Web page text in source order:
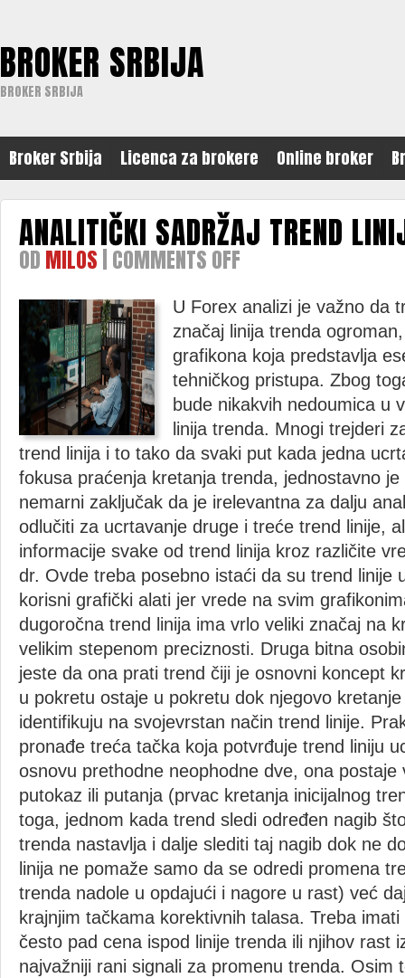
BROKER SRBIJA
BROKER SRBIJA
Broker Srbija Licenca za brokere Online broker
ANALITIČKI SADRŽAJ TREND
OD MILOS COMMENTS OFF
TREND
LINIJE
U Forex analizi je važno da
značaj linija trenda
grafikona koja predstavlja
tehničkog pristupa. Zbog
bude nikakvih nedoumica u
linija trenda. Mnogi trejderi
trend linija i to tako da svaki put kada jedna
fokusa praćenja kretanja trenda, jednostavno
nemarni zaključak da je irelevantna za dalju
odlučiti za ucrtavanje druge i treće trend linije,
informacije svake od trend linija kroz različite
dr. Ovde treba posebno istaći da su trend linije
korisni grafički alati jer vrede na svim
dugoročna trend linija ima vrlo veliki značaj na
velikim stepenom preciznosti. Druga bitna
jeste da ona prati trend čiji je osnovni koncept
u pokretu ostaje u pokretu dok njegovo
identifikuju na svojevrstan način trend linije.
pronađe treća tačka koja potvrđuje trend liniju
osnovu prethodne neophodne dve, ona postaje
putokaz ili putanja (prvac kretanja inicijalnog
toga, jednom kada trend sledi određen nagib
trenda nastavlja i dalje slediti taj nagib dok ne
linija ne pomaže samo da se odredi promena
trenda nadole u opdajući i nagore u rast) već
krajnjim tačkama korektivnih talasa. Treba
često pad cena ispod linije trenda ili njihov rast
najvažniji rani signali za promenu trenda. Osim